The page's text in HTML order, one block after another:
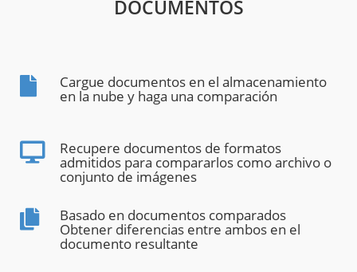
DOCUMENTOS
Cargue documentos en el almacenamiento
en la nube y haga una comparación
Recupere documentos de formatos
admitidos para compararlos como archivo o
conjunto de imágenes
Basado en documentos comparados
Obtener diferencias entre ambos en el
documento resultante